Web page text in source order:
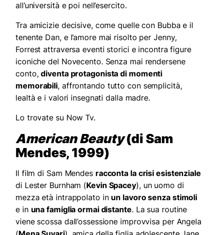
all’università e poi nell’esercito.
Tra amicizie decisive, come quelle con Bubba e il
tenente Dan, e l’amore mai risolto per Jenny,
Forrest attraversa eventi storici e incontra figure
iconiche del Novecento. Senza mai rendersene
conto,diventa protagonista di momenti
memorabili, affrontando tutto con semplicità,
lealtà e i valori insegnati dalla madre.
Lo trovate su Now Tv.
American Beauty(di Sam
Mendes, 1999)
Il film di Sam Mendes racconta la crisi esistenziale
di Lester Burnham (Kevin Spacey), un uomo di
mezza età intrappolato in un lavoro senza stimoli
e in una famiglia ormai distante. La sua routine
viene scossa dall’ossessione improvvisa per Angela